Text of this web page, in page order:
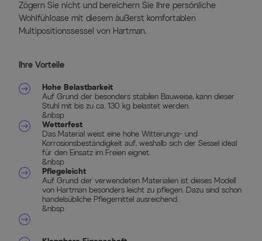
Zögern Sie nicht und bereichern Sie Ihre persönliche
Wohlfühloase mit diesem äußerst komfortablen
Multipositionssessel von Hartman.
Ihre Vorteile
Hohe Belastbarkeit
Auf Grund der besonders stabilen Bauweise, kann dieser
Stuhl mit bis zu ca. 130 kg belastet werden.
&nbsp
Wetterfest
Das Material weist eine hohe Witterungs- und
Korrosionsbeständigkeit auf, weshalb sich der Sessel ideal
für den Einsatz im Freien eignet.
&nbsp
Pflegeleicht
Auf Grund der verwendeten Materialien ist dieses Modell
von Hartman besonders leicht zu pflegen. Dazu sind schon
handelsübliche Pflegemittel ausreichend.
&nbsp